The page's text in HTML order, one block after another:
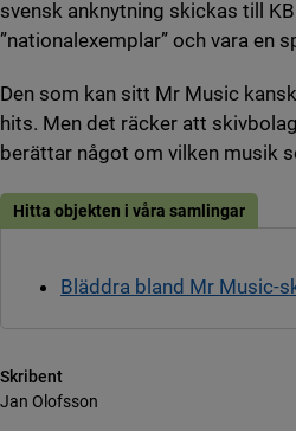
svensk anknytning skickas till
”nationalexemplar” och vara en
Den som kan sitt Mr Music
hits. Men det räcker att
berättar något om vilken musik
Hitta objekten i våra samlingar
Bläddra bland Mr Music-
Skribent
Jan Olofsson